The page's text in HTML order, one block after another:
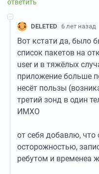
DELETED 6 лет назад
Вот кстати да, было
список пакетов на
user и в тяжёлых
приложение больше
несёт пользы
третий зонд в один
ИМХО
от себя добавлю,
осторожностью,
ребутом и временеа